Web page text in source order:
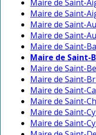
Maire de Saint-
Maire de Saint-
Maire de Saint-
Maire de Saint-
Maire de Saint-
Maire de Saint-
Maire de Saint-
Maire de Saint-
Maire de Saint-
Maire de Saint-
Maire de Saint-
Maire de Saint-